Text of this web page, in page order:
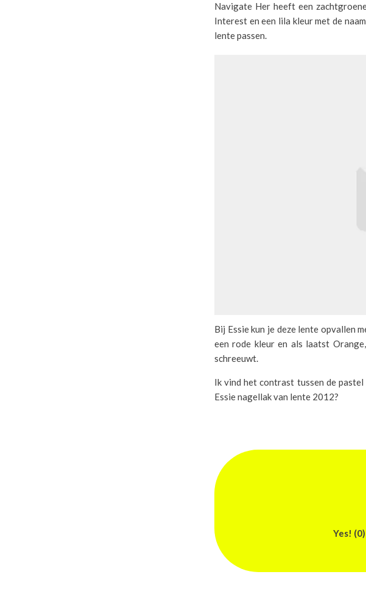
Navigate Her heeft een
Interest en een lila kleur met de
lente passen.
Bij Essie kun je deze lente opvallen
een rode kleur en als laatst
schreeuwt.
Ik vind het contrast tussen de
Essie nagellak van lente 2012?
Yes! (0)